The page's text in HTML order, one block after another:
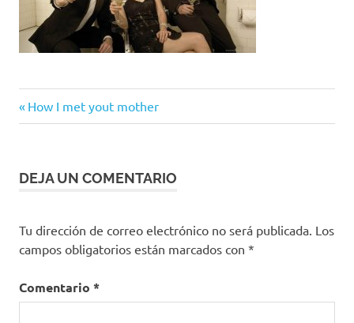
Navegación
entradas
Entrada
anterior:
How I met yout mother
DEJA UN COMENTARIO
Tu dirección de correo electrónico no será publicada. Los
campos obligatorios están marcados con *
Comentario *